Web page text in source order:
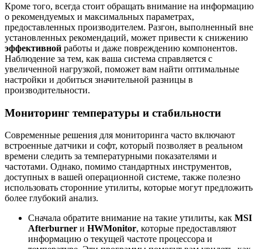
Кроме того, всегда стоит обращать внимание на информацию
о рекомендуемых и максимальных параметрах,
предоставленных производителем. Разгон, выполненный вне
установленных рекомендаций, может привести к снижению
эффективной работы и даже повреждению компонентов.
Наблюдение за тем, как ваша система справляется с
увеличенной нагрузкой, поможет вам найти оптимальные
настройки и добиться значительной разницы в
производительности.
Мониторинг температуры и стабильности
Современные решения для мониторинга часто включают
встроенные датчики и софт, который позволяет в реальном
времени следить за температурными показателями и
частотами. Однако, помимо стандартных инструментов,
доступных в вашей операционной системе, также полезно
использовать сторонние утилиты, которые могут предложить
более глубокий анализ.
Сначала обратите внимание на такие утилиты, как MSI
Afterburner и HWMonitor, которые предоставляют
информацию о текущей частоте процессора и